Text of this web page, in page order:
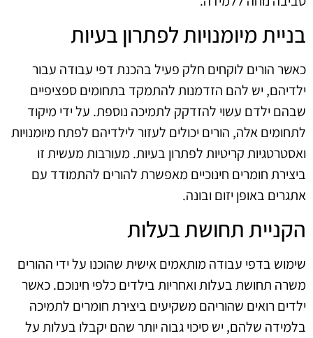
בניית מיומנויות לפתרון בעיות
כאשר הורים לוקחים חלק פעיל בהכנת דפי עבודה עבור
ילדיהם, יש להם הזדמנות להתמקד בתחומים ספציפיים
שבהם ילדם עשוי להזדקק לתמיכה נוספת. על ידי מיקוד
לתחומים אלה, הורים יכולים לעזור לילדיהם לפתח מיומנויות
ואסטרטגיות קריטיות לפתרון בעיות. מעורבות מעשית זו
ביצירת חומרים חינוכיים מאפשרת להורים להתמודד עם
אתגרים באופן יזום ובונה.
הקניית תחושת בעלות
שימוש בדפי עבודה מותאמים אישית שהוכנו על ידי ההורים
משרה תחושת בעלות ואחריות בילדים כלפי חינוכם. כאשר
ילדים רואים שהוריהם משקיעים ביצירת חומרים לתמיכה
בלמידה שלהם, יש סיכוי גבוה יותר שהם יקבלו בעלות על